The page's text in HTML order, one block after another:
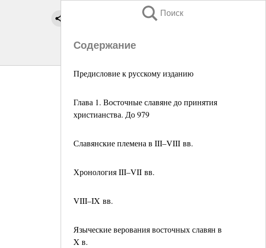
Поиск
Содержание
Предисловие к русскому изданию
Глава 1. Восточные славяне до принятия
христианства. До 979
Славянские племена в III–VIII вв.
Хронология III–VII вв.
VIII–IX вв.
Языческие верования восточных славян в
X в.